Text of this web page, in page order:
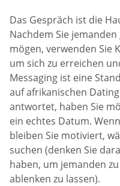
Das Gespräch ist die
Nachdem Sie
mögen, verwenden Sie
um sich zu erreichen
Messaging ist eine
auf afrikanischen
antwortet, haben Sie
ein echtes Datum.
bleiben Sie motiviert,
suchen (denken Sie
haben, um jemanden
ablenken zu lassen).